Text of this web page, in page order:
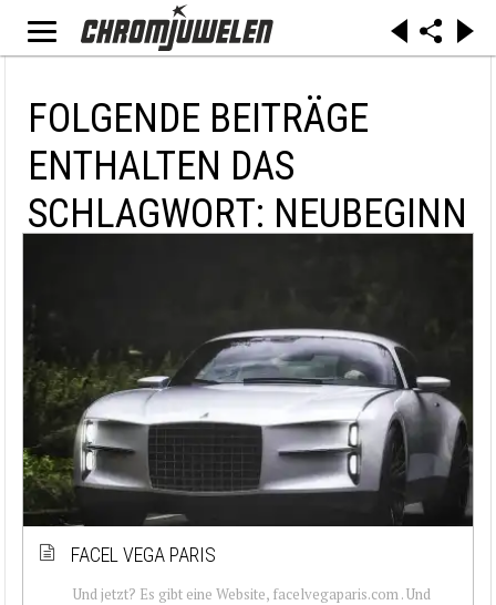
FOLGENDE BEITRÄGE
ENTHALTEN DAS
SCHLAGWORT: NEUBEGINN
FACEL VEGA PARIS
Und jetzt? Es gibt eine Website, facelvegaparis.com . Und